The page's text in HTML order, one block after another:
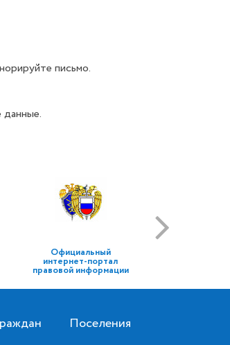
письмо.
данные.
Официальный
интернет-портал
правовой информации
Поселения